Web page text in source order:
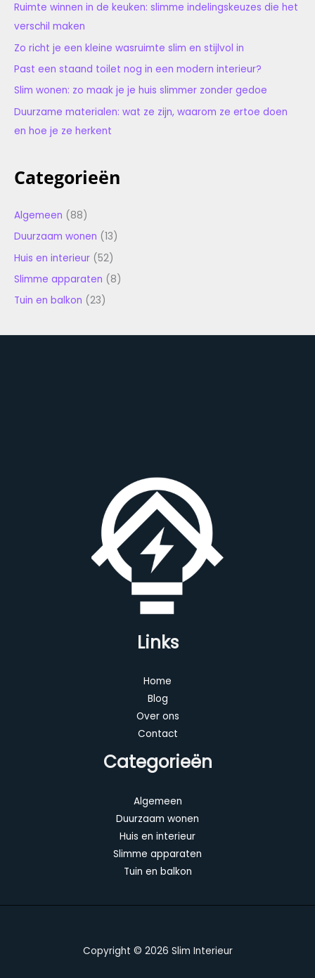
Ruimte winnen in de keuken: slimme indelingskeuzes die het
verschil maken
Zo richt je een kleine wasruimte slim en stijlvol in
Past een staand toilet nog in een modern interieur?
Slim wonen: zo maak je je huis slimmer zonder gedoe
Duurzame materialen: wat ze zijn, waarom ze ertoe doen
en hoe je ze herkent
Categorieën
Algemeen (88)
Duurzaam wonen (13)
Huis en interieur (52)
Slimme apparaten (8)
Tuin en balkon (23)
Links
Home
Blog
Over ons
Contact
Categorieën
Algemeen
Duurzaam wonen
Huis en interieur
Slimme apparaten
Tuin en balkon
Copyright © 2026 Slim Interieur